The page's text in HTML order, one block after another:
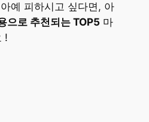
예 피하시고 싶다면, 아
으로 추천되는 TOP5 마
!